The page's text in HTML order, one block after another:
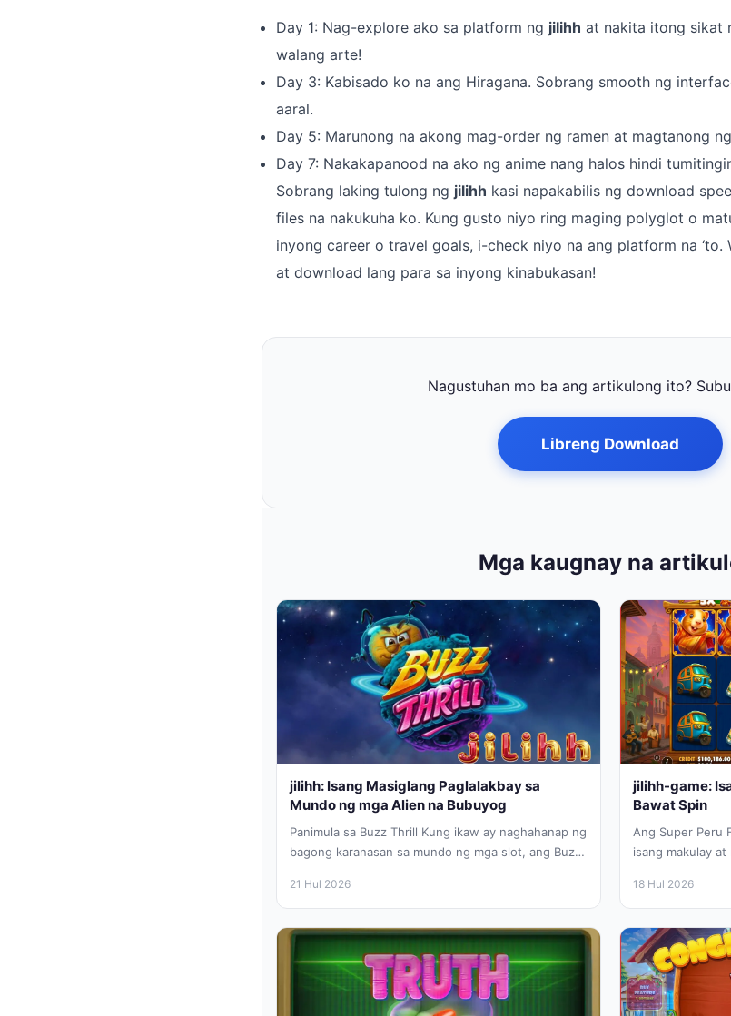
Day 1: Nag-explore ako sa platform ng jilihh at nakita itong sikat
walang arte!
Day 3: Kabisado ko na ang Hiragana. Sobrang smooth ng
aaral.
Day 5: Marunong na akong mag-order ng ramen at magtanong
Day 7: Nakakapanood na ako ng anime nang halos hindi
Sobrang laking tulong ng jilihh kasi napakabilis ng download
files na nakukuha ko. Kung gusto niyo ring maging polyglot o
inyong career o travel goals, i-check niyo na ang platform na ‘to.
at download lang para sa inyong kinabukasan!
Nagustuhan mo ba ang artikulong ito?
Libreng Download
Mga kaugnay na
jilihh: Isang Masiglang Paglalakbay sa
Mundo ng mga Alien na Bubuyog
Panimula sa Buzz Thrill Kung ikaw ay naghahanap ng
bagong karanasan sa mundo ng mga slot, ang Buzz
21 Hul 2026
jilihh-game:
Bawat Spin
Ang Super Peru
isang makulay at
18 Hul 2026